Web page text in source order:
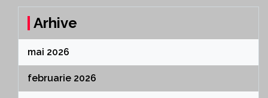
Arhive
mai 2026
februarie 2026